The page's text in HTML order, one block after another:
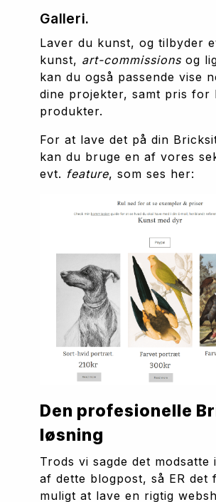
Galleri.
Laver du kunst, og tilbyder
kunst, art-commissions og
kan du også passende vise
dine projekter, samt pris for
produkter.
For at lave det på din
kan du bruge en af vores
evt. feature, som ses her:
Den profesionelle
løsning
Trods vi sagde det modsatte
af dette blogpost, så ER det
muligt at lave en rigtig